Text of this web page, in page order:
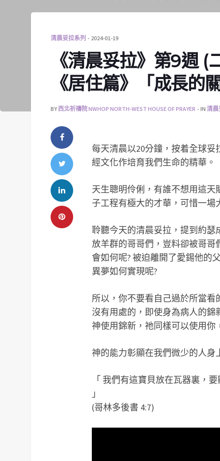
清晨妥拉系列 2024-01-19
《清晨妥拉》第9週 (
《居住篇》「成長的
BY西北祈禱院 NWHOP NORTH-WEST HOUSE OF PRAYER IN 清晨
每天清晨以20分鐘，按着全球
經文化作培育我們生命的精華。
天生聰明伶俐，有誰不想用這天
子工程有極大的才華，可惜一
聆聽今天的清晨妥拉，提到約
放羊群的哥哥們，豈料卻被哥
會如何呢? 被迫離開了愛錫他的
異夢如何實現呢?
所以，你不要看自己過於所當
沒有用處的，即使身為病人的
神使用錦新，祂同樣可以使用你
神的能力彰顯在我們微少的人身
「 我們有這寶貝放在瓦器裏，
」
(哥林多後書 4:7)